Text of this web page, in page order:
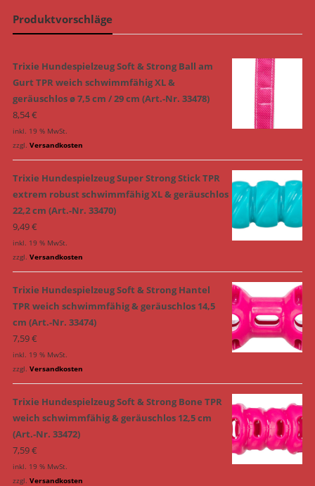
Produktvorschläge
Trixie Hundespielzeug Soft & Strong Ball am
Gurt TPR weich schwimmfähig XL &
geräuschlos ø 7,5 cm / 29 cm (Art.-Nr. 33478)
8,54€
inkl. 19 % MwSt.
zzgl. Versandkosten
Trixie Hundespielzeug Super Strong Stick TPR
extrem robust schwimmfähig XL & geräuschlos
22,2 cm (Art.-Nr. 33470)
9,49€
inkl. 19 % MwSt.
zzgl. Versandkosten
Trixie Hundespielzeug Soft & Strong Hantel
TPR weich schwimmfähig & geräuschlos 14,5
cm (Art.-Nr. 33474)
7,59€
inkl. 19 % MwSt.
zzgl. Versandkosten
Trixie Hundespielzeug Soft & Strong Bone TPR
weich schwimmfähig & geräuschlos 12,5 cm
(Art.-Nr. 33472)
7,59€
inkl. 19 % MwSt.
zzgl. Versandkosten